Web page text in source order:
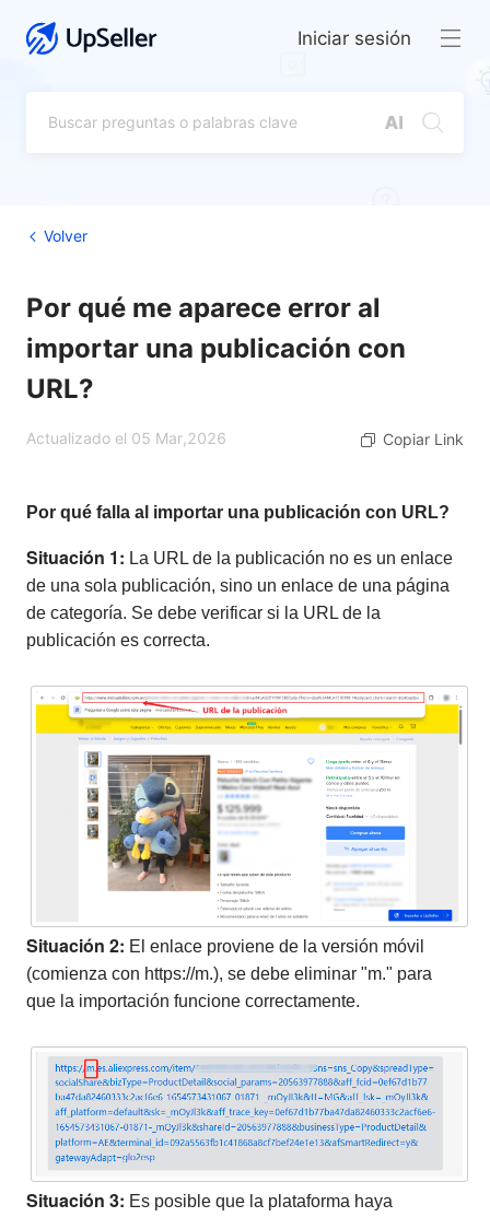
Iniciar sesión
Volver
Por qué me aparece error al
importar una publicación con
URL?
Actualizado el 05 Mar,2026 Copiar Link
Por qué falla al importar una publicación con URL?
Situación 1: La URL de la publicación no es un enlace
de una sola publicación, sino un enlace de una página
de categoría. Se debe verificar si la URL de la
publicación es correcta.
Situación 2: El enlace proviene de la versión móvil
(comienza con https://m.), se debe eliminar "m." para
que la importación funcione correctamente.
Situación 3: Es posible que la plataforma haya